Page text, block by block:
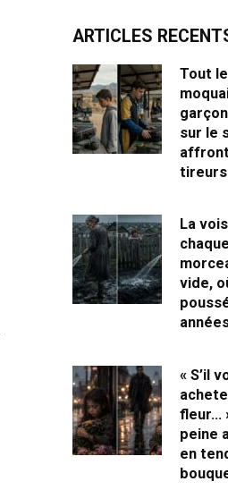
ARTICLES
Tout
sur le
tireurs
La
vide,
« S’il
fleur…
peine
en